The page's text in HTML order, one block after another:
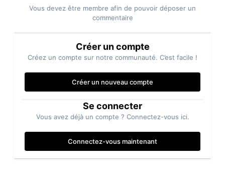
Vous devez être membre afin de pouvoir déposer un
commentaire
Créer un compte
Créez un compte sur notre communauté. C’est facile !
Créer un nouveau compte
Se connecter
Vous avez déjà un compte ? Connectez-vous ici.
Connectez-vous maintenant